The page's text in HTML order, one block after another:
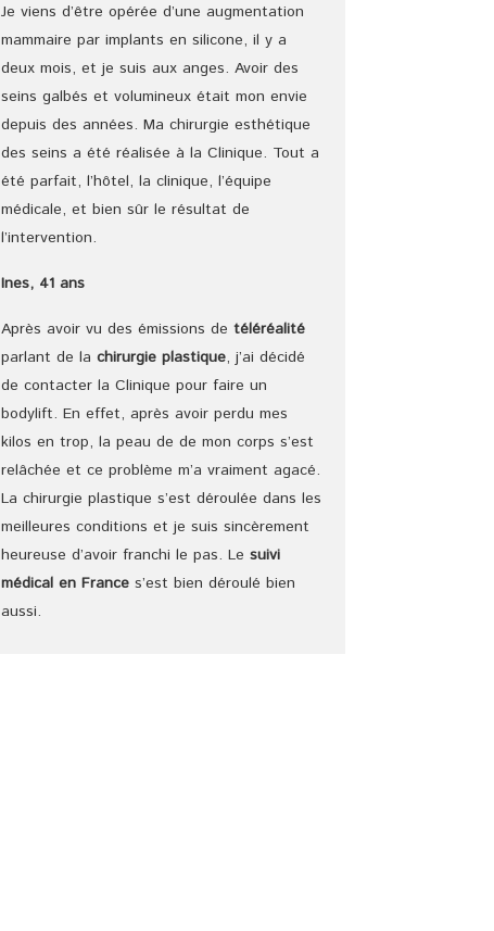
Je viens d’être opérée d’une augmentation
mammaire par implants en silicone, il y a
deux mois, et je suis aux anges. Avoir des
seins galbés et volumineux était mon envie
depuis des années. Ma chirurgie esthétique
des seins a été réalisée à la Clinique. Tout a
été parfait, l’hôtel, la clinique, l’équipe
médicale, et bien sûr le résultat de
l’intervention.
Ines, 41 ans
Après avoir vu des émissions detéléréalité
parlant de lachirurgie plastique, j’ai décidé
de contacter la Clinique pour faire un
bodylift. En effet, après avoir perdu mes
kilos en trop, la peau de de mon corps s’est
relâchée et ce problème m’a vraiment agacé.
La chirurgie plastique s’est déroulée dans les
meilleures conditions et je suis sincèrement
heureuse d’avoir franchi le pas. Lesuivi
médical en France s’est bien déroulé bien
aussi.